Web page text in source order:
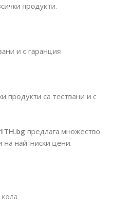
продукти.
и с гаранция
продукти са тествани и с
1TH.bg предлага множество
на най-ниски цени.